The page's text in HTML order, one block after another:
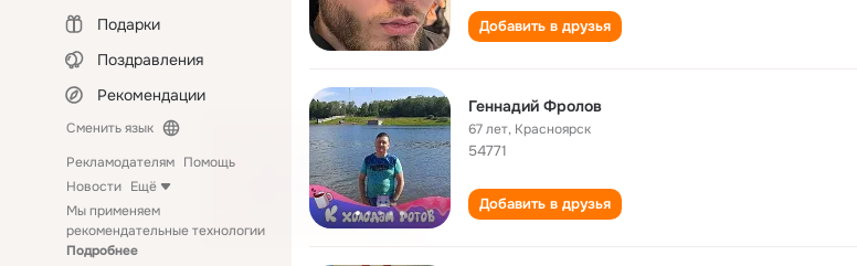
Подарки
Поздравления
Рекомендации
Сменить язык
Рекламодателям Помощь
Новости Ещё
Мы применяем
рекомендательные технологии
Подробнее
Добавить в друзья
Геннадий Фролов
67 лет, Красноярск
54771
Добавить в друзья